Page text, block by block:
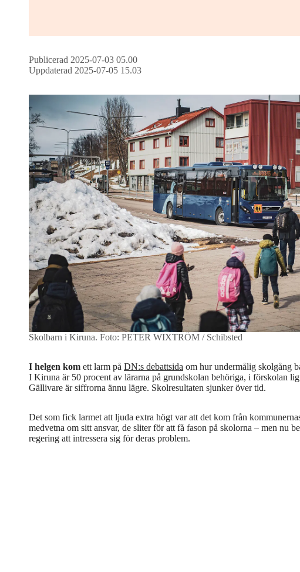
Publicerad 2025-07-03 05.00
Uppdaterad 2025-07-05 15.03
Skolbarn i Kiruna. Foto: PETER WIXTRÖM / Schibsted
I helgen kom ett larm på DN:s debattsida om hur undermålig skolgång
I Kiruna är 50 procent av lärarna på grundskolan behöriga, i förskolan
Gällivare är siffrorna ännu lägre. Skolresultaten sjunker över tid.
Det som fick larmet att ljuda extra högt var att det kom från
medvetna om sitt ansvar, de sliter för att få fason på skolorna – men nu
regering att intressera sig för deras problem.